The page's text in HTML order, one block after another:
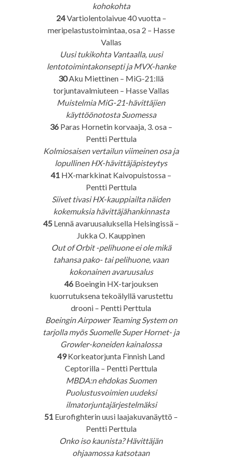
kohokohta
24Vartiolentolaivue 40 vuotta –
meripelastustoimintaa, osa 2 – Hasse
Vallas
Uusi tukikohta Vantaalla, uusi
lentotoimintakonsepti ja MVX-hanke
30Aku Miettinen – MiG-21:llä
torjuntavalmiuteen – Hasse Vallas
Muistelmia MiG-21-hävittäjien
käyttöönotosta Suomessa
36 Paras Hornetin korvaaja, 3. osa –
Pentti Perttula
Kolmiosaisen vertailun viimeinen osa ja
lopullinen HX-hävittäjäpisteytys
41 HX-markkinat Kaivopuistossa –
Pentti Perttula
Siivet tivasi HX-kauppiailta näiden
kokemuksia hävittäjähankinnasta
45 Lennä avaruusaluksella Helsingissä –
Jukka O. Kauppinen
Out of Orbit -pelihuone ei ole mikä
tahansa pako- tai pelihuone, vaan
kokonainen avaruusalus
46Boeingin HX-tarjouksen
kuorrutuksena tekoälyllä varustettu
drooni – Pentti Perttula
Boeingin Airpower Teaming System on
tarjolla myös Suomelle Super Hornet- ja
Growler-koneiden kainalossa
49Korkeatorjunta Finnish Land
Ceptorilla – Pentti Perttula
MBDA:n ehdokas Suomen
Puolustusvoimien uudeksi
ilmatorjuntajärjestelmäksi
51 Eurofighterin uusi laajakuvanäyttö –
Pentti Perttula
Onko iso kaunista? Hävittäjän
ohjaamossa katsotaan